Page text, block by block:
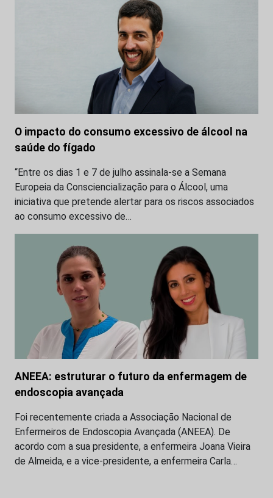
O impacto do consumo excessivo de álcool na
saúde do fígado
“Entre os dias 1 e 7 de julho assinala-se a Semana
Europeia da Consciencialização para o Álcool, uma
iniciativa que pretende alertar para os riscos associados
ao consumo excessivo de…
ANEEA: estruturar o futuro da enfermagem de
endoscopia avançada
Foi recentemente criada a Associação Nacional de
Enfermeiros de Endoscopia Avançada (ANEEA). De
acordo com a sua presidente, a enfermeira Joana Vieira
de Almeida, e a vice-presidente, a enfermeira Carla…